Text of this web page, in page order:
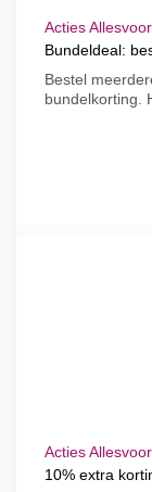
Acties
Bundeldeal:
Bestel
bundelkorting.
Acties
10% extra